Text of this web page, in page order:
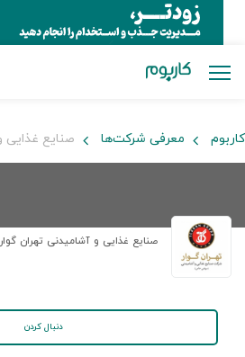
کاربوم معرفی شرکت‌ها صنایع غذایی
صنایع غذایی و آشامیدنی تهران گوار
دنبال کردن